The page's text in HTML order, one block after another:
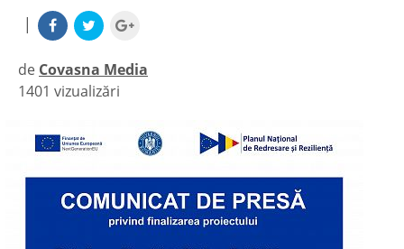
|
de Covasna Media
|
1401 vizualizări